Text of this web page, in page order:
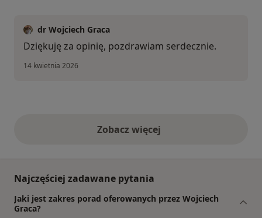
dr Wojciech Graca
Dziękuję za opinię, pozdrawiam serdecznie.
14 kwietnia 2026
Zobacz więcejopinie powyżej
Najczęściej zadawane pytania
Jaki jest zakres porad oferowanych przez Wojciech
Graca?